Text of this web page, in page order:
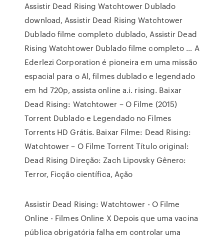
Assistir Dead Rising Watchtower Dublado
download, Assistir Dead Rising Watchtower
Dublado filme completo dublado, Assistir Dead
Rising Watchtower Dublado filme completo … A
Ederlezi Corporation é pioneira em uma missão
espacial para o Al, filmes dublado e legendado
em hd 720p, assista online a.i. rising. Baixar
Dead Rising: Watchtower – O Filme (2015)
Torrent Dublado e Legendado no Filmes
Torrents HD Grátis. Baixar Filme: Dead Rising:
Watchtower – O Filme Torrent Título original:
Dead Rising Direção: Zach Lipovsky Gênero:
Terror, Ficção científica, Ação
Assistir Dead Rising: Watchtower - O Filme
Online - Filmes Online X Depois que uma vacina
pública obrigatória falha em controlar uma